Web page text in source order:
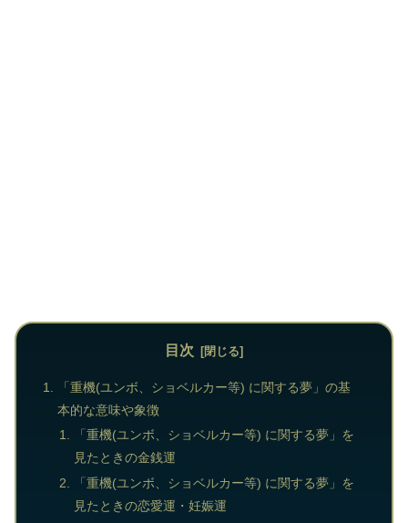
目次
「重機(ユンボ、ショベルカー等) に関する夢」の基
本的な意味や象徴
「重機(ユンボ、ショベルカー等) に関する夢」を
見たときの金銭運
「重機(ユンボ、ショベルカー等) に関する夢」を
見たときの恋愛運・妊娠運